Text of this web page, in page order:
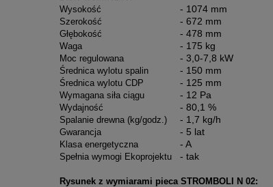
Wysokość
- 1074 mm
Szerokość - 672 mm
Głębokość - 478 mm
Waga - 175 kg
Moc regulowana - 3,0-7,8 kW
Średnica wylotu spalin - 150 mm
Średnica wylotu CDP - 125 mm
Wymagana siła ciągu - 12 Pa
Wydajność - 80,1 %
Spalanie drewna (kg/godz.) - 1,7 kg/h
Gwarancja - 5 lat
Klasa energetyczna - A
Spełnia wymogi Ekoprojektu - tak
Rysunek z wymiarami pieca STROMBOLI N 02: